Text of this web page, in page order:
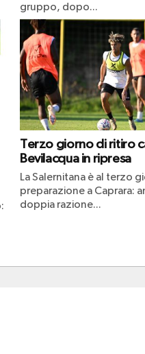
gruppo, dopo...
Terzo giorno di ritiro
Bevilacqua in ripresa
La Salernitana è al terzo
preparazione a Caprara:
doppia razione...